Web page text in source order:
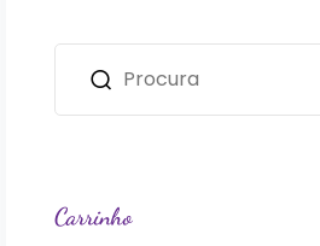
Carrinho